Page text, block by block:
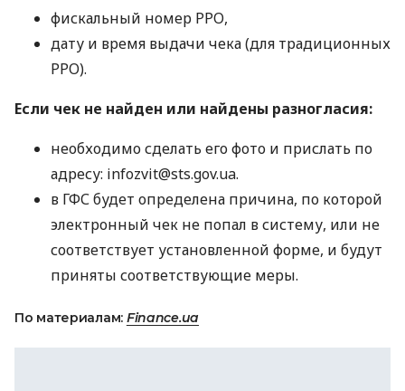
фискальный номер РРО,
дату и время выдачи чека (для традиционных
РРО).
Если чек не найден или найдены разногласия:
необходимо сделать его фото и прислать по
адресу: infozvit@sts.gov.ua.
в ГФСбудет определена причина, по которой
электронный чек не попал в систему, или не
соответствует установленной форме, и будут
приняты соответствующие меры.
По материалам: Finance.ua